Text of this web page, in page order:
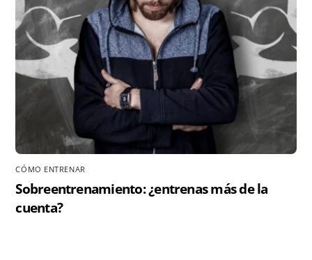
CÓMO ENTRENAR
Sobreentrenamiento: ¿entrenas más de la
cuenta?